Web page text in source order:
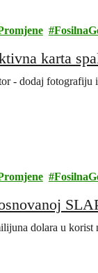
karta
- dodaj
dolara u